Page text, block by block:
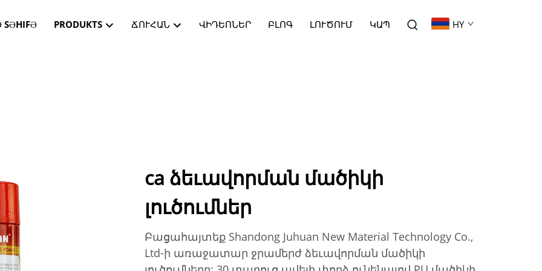
SƏHIFƏ PRODUKTS ՃՈՒՀԱՆ ՎԻԴԵՈՆԵՐ ԲԼՈԳ ԼՈՒԾՈՒՄ ԿԱՊ HY
ca ձեւավորման մածիկի
լուծումներ
Բացահայտեք Shandong Juhuan New Material Technology Co.,
Ltd-ի առաջատար ջրամերժ ձեւավորման մածիկի